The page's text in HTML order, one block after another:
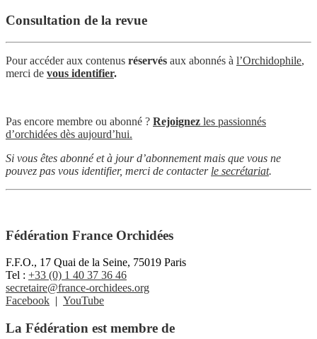
Consultation de la revue
Pour accéder aux contenus réservés aux abonnés à l’Orchidophile,
merci de vous identifier.
Pas encore membre ou abonné ? Rejoignez les passionnés
d’orchidées dès aujourd’hui.
Si vous êtes abonné et à jour d’abonnement mais que vous ne
pouvez pas vous identifier, merci de contacter le secrétariat.
Fédération France Orchidées
F.F.O., 17 Quai de la Seine, 75019 Paris
Tel : +33 (0) 1 40 37 36 46
secretaire@france-orchidees.org
Facebook | YouTube
La Fédération est membre de